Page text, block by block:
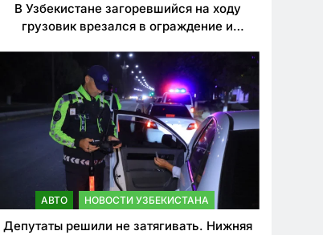
В Узбекистане загоревшийся на ходу
грузовик врезался в ограждение и
АВТО НОВОСТИ УЗБЕКИСТАНА
Депутаты решили не затягивать. Нижняя